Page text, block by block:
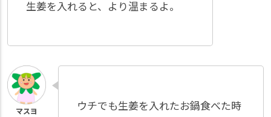
生姜を入れると、より温まるよ。
ウチでも生姜を入れたお鍋食べた時